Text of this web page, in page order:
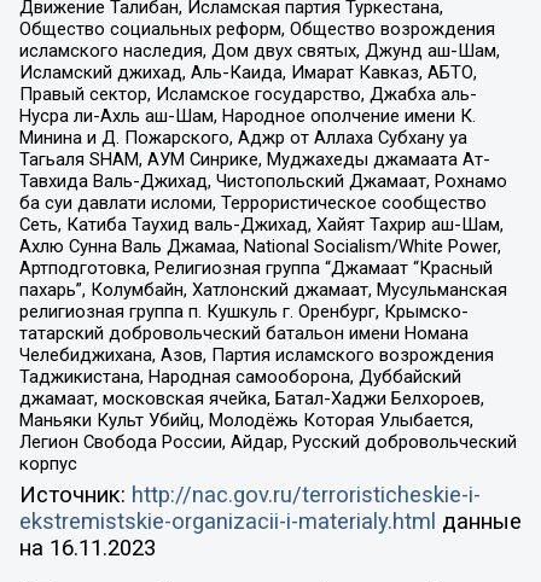
Движение Талибан, Исламская партия Туркестана,
Общество социальных реформ, Общество возрождения
исламского наследия, Дом двух святых, Джунд аш-Шам,
Исламский джихад, Аль-Каида, Имарат Кавказ, АБТО,
Правый сектор, Исламское государство, Джабха аль-
Нусра ли-Ахль аш-Шам, Народное ополчение имени К.
Минина и Д. Пожарского, Аджр от Аллаха Субхану уа
Тагьаля SHAM, АУМ Синрике, Муджахеды джамаата Ат-
Тавхида Валь-Джихад, Чистопольский Джамаат, Рохнамо
ба суи давлати исломи, Террористическое сообщество
Сеть, Катиба Таухид валь-Джихад, Хайят Тахрир аш-Шам,
Ахлю Сунна Валь Джамаа, National Socialism/White Power,
Артподготовка, Религиозная группа “Джамаат “Красный
пахарь”, Колумбайн, Хатлонский джамаат, Мусульманская
религиозная группа п. Кушкуль г. Оренбург, Крымско-
татарский добровольческий батальон имени Номана
Челебиджихана, Азов, Партия исламского возрождения
Таджикистана, Народная самооборона, Дуббайский
джамаат, московская ячейка, Батал-Хаджи Белхороев,
Маньяки Культ Убийц, Молодёжь Которая Улыбается,
Легион Свобода России, Айдар, Русский добровольческий
корпус
Источник: http://nac.gov.ru/terroristicheskie-i-
ekstremistskie-organizacii-i-materialy.html данные
на 16.11.2023